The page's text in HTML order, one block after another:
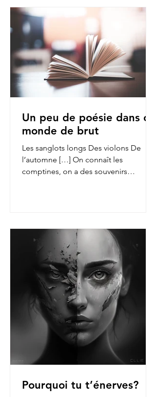
Un peu de poésie dans ce
monde de brut
Les sanglots longs Des violons De
l’automne […] On connaît les
comptines, on a des souvenirs
Pourquoi tu t’énerves?